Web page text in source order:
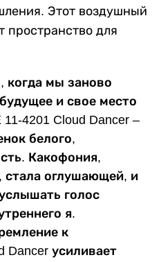
Этот воздушный
пространство для
когда мы заново
и свое место
4201 Cloud Dancer –
белого,
Какофония,
оглушающей, и
голос
я.
к
усиливает